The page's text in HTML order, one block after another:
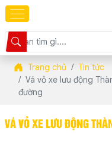
Trang chủ
Tin tức
Vá vỏ xe lưu động
đường
VÁ VỎ XE LƯU ĐỘNG